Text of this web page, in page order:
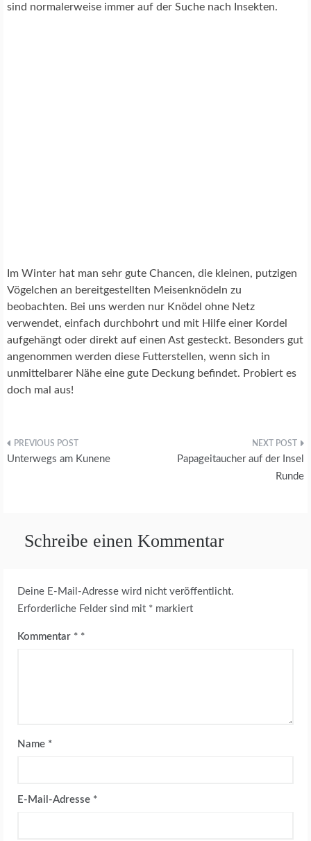
E
E
sind normalerweise immer auf der Suche nach Insekten.
Im Winter hat man sehr gute Chancen, die kleinen, putzigen
Vögelchen an bereitgestellten Meisenknödeln zu
beobachten. Bei uns werden nur Knödel ohne Netz
verwendet, einfach durchbohrt und mit Hilfe einer Kordel
aufgehängt oder direkt auf einen Ast gesteckt. Besonders gut
angenommen werden diese Futterstellen, wenn sich in
unmittelbarer Nähe eine gute Deckung befindet. Probiert es
doch mal aus!
Beitragsnavigation
Unterwegs am Kunene
Papageitaucher auf der Insel
Runde
Schreibe einen Kommentar
Deine E-Mail-Adresse wird nicht veröffentlicht.
Erforderliche Felder sind mit * markiert
Kommentar *
Name *
E-Mail-Adresse *